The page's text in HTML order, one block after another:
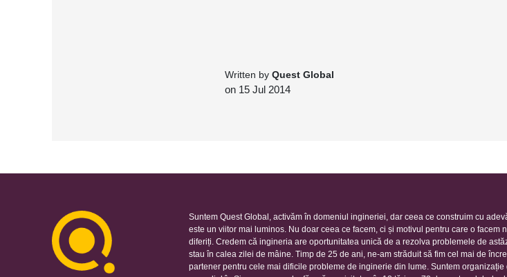
Written byQuest Global
on 15 Jul 2014
Suntem Quest Global, activăm în domeniul ingineriei, dar ceea ce construim cu
este un viitor mai luminos. Nu doar ceea ce facem, ci și motivul pentru care o facem
diferiți. Credem că ingineria are oportunitatea unică de a rezolva problemele de
stau în calea zilei de mâine. Timp de 25 de ani, ne-am străduit să fim cel mai de
partener pentru cele mai dificile probleme de inginerie din lume. Suntem organizație